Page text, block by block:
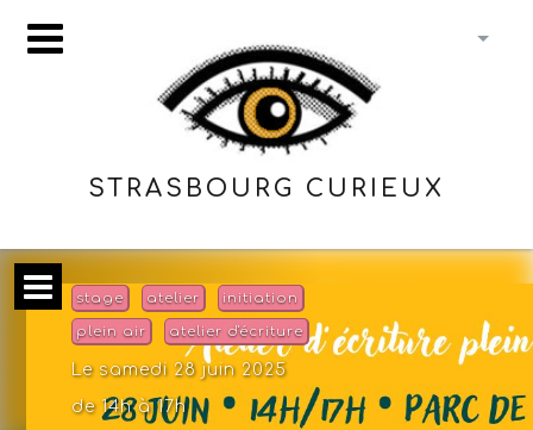
STRASBOURG CURIEUX
stage atelier initiation
plein air atelier d'écriture
Le samedi 28 juin 2025
de 14h à 17h